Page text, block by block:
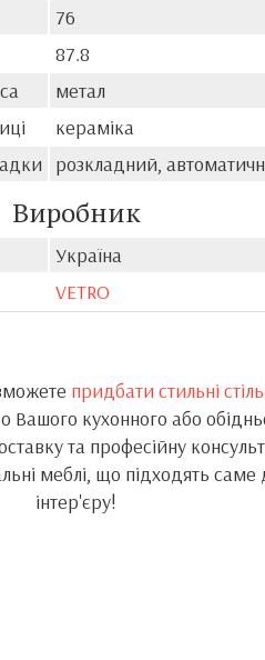
76
87.8
метал
кераміка
розкладний,
Виробник
Україна
VETRO
придбати стильні
кухонного або
та професійну
меблі, що підходять
інтер'єру!